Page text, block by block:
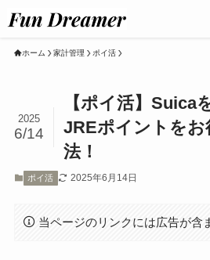
ホーム 家計管理 ポイ活
【ポイ活】Suica
JREポイントを
法！
2025
6/14
ポイ活 2025年6月14日
当ページのリンクには広告が含